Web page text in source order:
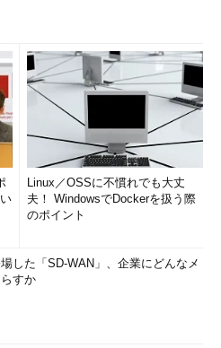
Linux／OSSに不慣れでも大丈
夫！ WindowsでDockerを扱う際
のポイント
した「SD-WAN」、企業にどんなメ
すか